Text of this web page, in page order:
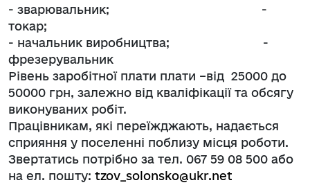
- зварювальник; -
токар;
- начальник виробництва; -
фрезерувальник
Рівень заробітної плати плати –від 25000 до
50000 грн, залежно від кваліфікації та обсягу
виконуваних робіт.
Працівникам, які переїжджають, надається
сприяння у поселенні поблизу місця роботи.
Звертатись потрібно за тел. 067 59 08 500 або
на ел. пошту: tzov_solonsko@ukr.net